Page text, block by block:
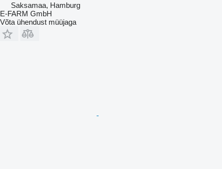
Saksamaa, Hamburg
E-FARM GmbH
Võta ühendust müüjaga